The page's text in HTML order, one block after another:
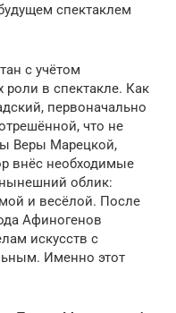
спектаклем
с учётом
роли в спектакле. Как
первоначально
что не
Веры Марецкой,
внёс необходимые
облик:
и весёлой. После
Афиногенов
искусств с
Именно этот